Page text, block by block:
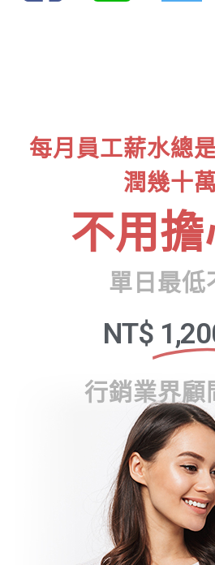
每月員工薪水總
潤幾十
不用擔
單日最低
NT$
行銷業界顧